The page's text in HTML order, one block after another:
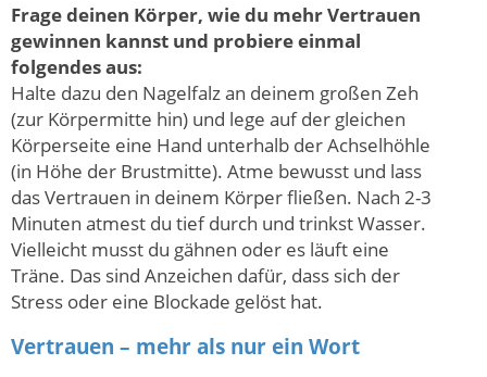
Frage deinen Körper, wie du mehr Vertrauen
gewinnen kannst und probiere einmal
folgendes aus:
Halte dazu den Nagelfalz an deinem großen Zeh
(zur Körpermitte hin) und lege auf der gleichen
Körperseite eine Hand unterhalb der Achselhöhle
(in Höhe der Brustmitte). Atme bewusst und lass
das Vertrauen in deinem Körper fließen. Nach 2-3
Minuten atmest du tief durch und trinkst Wasser.
Vielleicht musst du gähnen oder es läuft eine
Träne. Das sind Anzeichen dafür, dass sich der
Stress oder eine Blockade gelöst hat.
Vertrauen – mehr als nur ein Wort